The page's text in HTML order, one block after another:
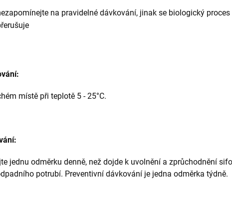
na pravidelné dávkování, jinak se biologický proces
místě při teplotě 5 - 25°C.
jednu odměrku denně, než dojde k uvolnění a zprůchodnění
potrubí. Preventivní dávkování je jedna odměrka týdně.